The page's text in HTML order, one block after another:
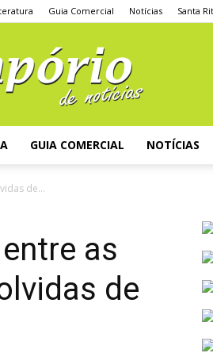
Guia Comercial Notícias Santa
GUIA COMERCIAL NOTÍCIAS
de...
as
de